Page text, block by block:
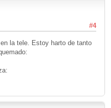
#4
la tele. Estoy harto de tanto